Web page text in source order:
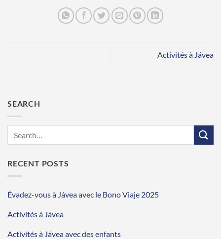
Activités à Jávea
SEARCH
RECENT POSTS
Évadez-vous à Jávea avec le Bono Viaje 2025
Activités à Jávea
Activités à Jávea avec des enfants